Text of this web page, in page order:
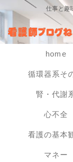
仕事と趣
home
循環器系そ
腎・代謝
心不全
看護の基本
マネー